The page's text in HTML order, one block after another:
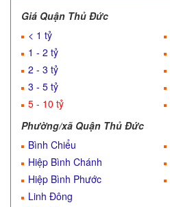
Giá Quận Thủ Đức
< 1 tỷ
1 - 2 tỷ
2 - 3 tỷ
3 - 5 tỷ
5 - 10 tỷ
Phường/xã Quận Thủ Đức
Bình Chiểu
Hiệp Bình Chánh
Hiệp Bình Phước
Linh Đông